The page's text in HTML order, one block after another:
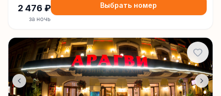
2 476 ₽
за ночь
Выбрать номер